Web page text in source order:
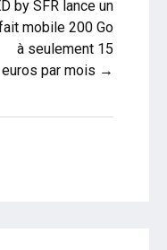
by SFR lance un
mobile 200 Go
à seulement 15
euros par mois →